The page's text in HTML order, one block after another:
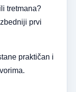
tretmana?
prvi
praktičan i